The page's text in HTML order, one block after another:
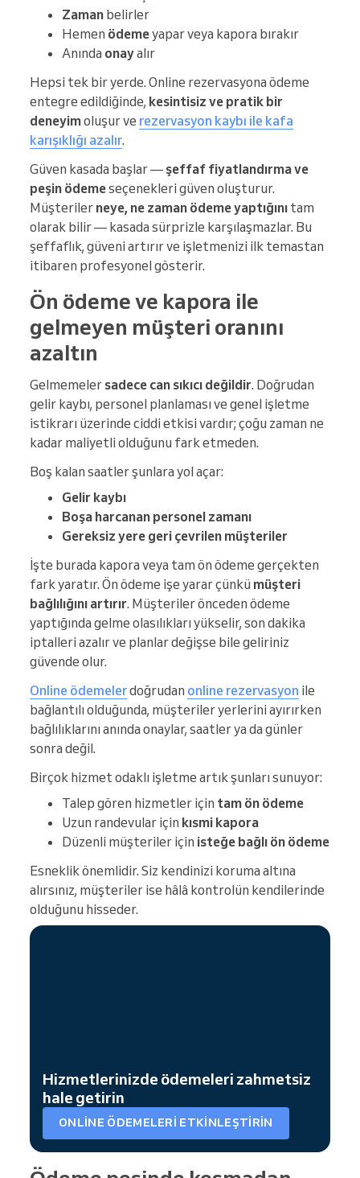
Zaman belirler
Hemen ödemeyapar veya kapora bırakır
Anında onayalır
Hepsi tek bir yerde. Online rezervasyona ödeme
entegre edildiğinde, kesintisiz ve pratik bir
deneyimoluşur ve rezervasyon kaybı ile kafa
karışıklığı azalır.
Güven kasada başlar — şeffaf fiyatlandırma ve
peşin ödemeseçenekleri güven oluşturur.
Müşteriler neye, ne zaman ödeme yaptığını tam
olarak bilir — kasada sürprizle karşılaşmazlar. Bu
şeffaflık, güveni artırır ve işletmenizi ilk temastan
itibaren profesyonel gösterir.
Ön ödeme ve kapora ile
gelmeyen müşteri oranını
azaltın
Gelmemeler sadece can sıkıcı değildir. Doğrudan
gelir kaybı, personel planlaması ve genel işletme
istikrarı üzerinde ciddi etkisi vardır; çoğu zaman ne
kadar maliyetli olduğunu fark etmeden.
Boş kalan saatler şunlara yol açar:
Gelir kaybı
Boşa harcanan personel zamanı
Gereksiz yere geri çevrilen müşteriler
İşte burada kapora veya tam ön ödeme gerçekten
fark yaratır. Ön ödeme işe yarar çünkü müşteri
bağlılığını artırır. Müşteriler önceden ödeme
yaptığında gelme olasılıkları yükselir, son dakika
iptalleri azalır ve planlar değişse bile geliriniz
güvende olur.
Online ödemelerdoğrudan online rezervasyon ile
bağlantılı olduğunda, müşteriler yerlerini ayırırken
bağlılıklarını anında onaylar, saatler ya da günler
sonra değil.
Birçok hizmet odaklı işletme artık şunları sunuyor:
Talep gören hizmetler için tam ön ödeme
Uzun randevular için kısmi kapora
Düzenli müşteriler için isteğe bağlı ön ödeme
Esneklik önemlidir. Siz kendinizi koruma altına
alırsınız, müşteriler ise hâlâ kontrolün kendilerinde
olduğunu hisseder.
Hizmetlerinizde ödemeleri zahmetsiz
hale getirin
ONLINE ÖDEMELERI ETKINLEŞTIRIN